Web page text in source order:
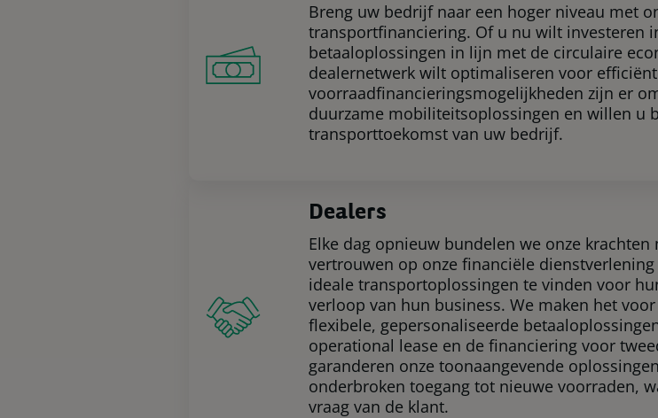
Breng uw bedrijf naar een hoger niveau met
transportfinanciering. Of u nu wilt investeren
betaaloplossingen in lijn met de circulaire
dealernetwerk wilt optimaliseren voor
voorraadfinancieringsmogelijkheden zijn er
duurzame mobiliteitsoplossingen en willen u
transporttoekomst van uw bedrijf.
Dealers
Elke dag opnieuw bundelen we onze
vertrouwen op onze financiële
ideale transportoplossingen te vinden voor
verloop van hun business. We maken het
flexibele, gepersonaliseerde
operational lease en de financiering voor
garanderen onze toonaangevende
onderbroken toegang tot nieuwe voorraden,
vraag van de klant.